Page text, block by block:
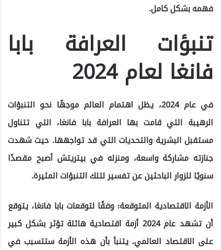
فهمه بشكل كامل.
تنبؤات العرافة بابا
فانغا لعام 2024
في عام 2024، يظل اهتمام العالم موجهًا نحو التنبؤات
الرهيبة التي قامت بها العرافة بابا فانغا، التي تتناول
مستقبل البشرية والتحديات التي قد تواجهها. حيث شهدت
جنازته مشاركة واسعة، ومنزله في بيتريتش أصبح مقصدًا
سنويًا للزوار الباحثين عن تفسير لتلك التنبؤات المثيرة.
الأزمة الاقتصادية المتوقعة: وفقًا لتوقعات بابا فانغا، يتوقع
أن تشهد عام 2024 أزمة اقتصادية هائلة تؤثر بشكل كبير
على الاقتصاد العالمي. يتنبأ بأن هذه الأزمة ستتسبب في